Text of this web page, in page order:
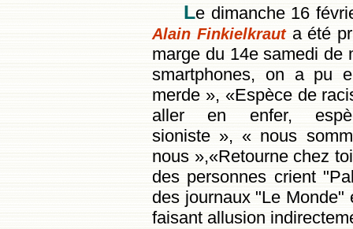
Le dimanche 16
Alain Finkielkraut a été
marge du 14e samedi de
smartphones, on a pu
merde », «Espèce de
aller en enfer,
sioniste »,« nous
nous »,«Retourne chez
des personnes crient
des journaux "Le Monde"
faisant allusion